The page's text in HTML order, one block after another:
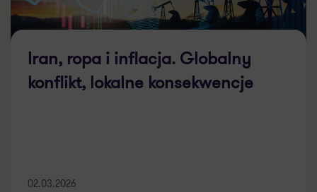
Iran, ropa i inflacja. Globalny
konflikt, lokalne konsekwencje
02.03.2026